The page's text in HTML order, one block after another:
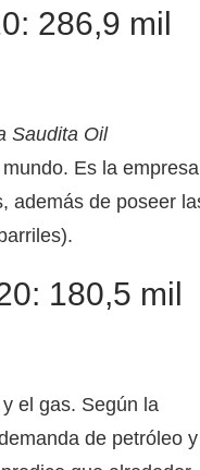
286,9 mil
Saudita Oil
Es la empresa
además de poseer
180,5 mil
el gas. Según la
de petróleo y